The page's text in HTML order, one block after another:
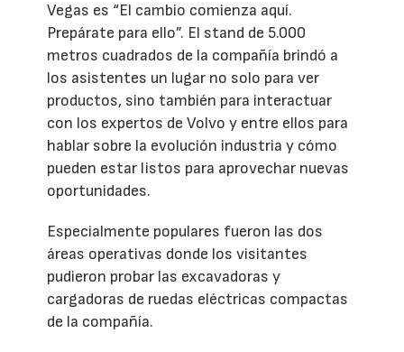
Vegas es “El cambio comienza aquí.
Prepárate para ello”. El stand de 5.000
metros cuadrados de la compañía brindó a
los asistentes un lugar no solo para ver
productos, sino también para interactuar
con los expertos de Volvo y entre ellos para
hablar sobre la evolución industria y cómo
pueden estar listos para aprovechar nuevas
oportunidades.
Especialmente populares fueron las dos
áreas operativas donde los visitantes
pudieron probar las excavadoras y
cargadoras de ruedas eléctricas compactas
de la compañía.